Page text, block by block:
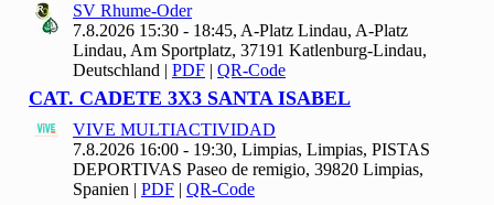
SV Rhume-Oder
7.8.2026 15:30 - 18:45, A-Platz Lindau, A-Platz
Lindau, Am Sportplatz, 37191 Katlenburg-Lindau,
Deutschland | PDF | QR-Code
CAT. CADETE 3X3 SANTA ISABEL
VIVE MULTIACTIVIDAD
7.8.2026 16:00 - 19:30, Limpias, Limpias, PISTAS
DEPORTIVAS Paseo de remigio, 39820 Limpias,
Spanien
PDF QR-Code